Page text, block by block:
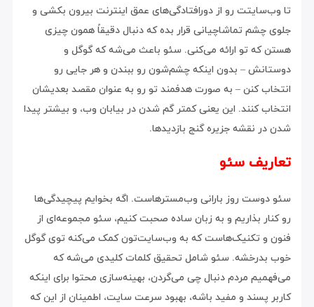
تا وب‌سایتت رو از دورافتادگی‌های عمق اینترنت بیرون بکشی و
جلوی چشم تماشاچیانی قرار بده که دنبال دقیقاً همون چیزی
هستن که تو ارائه می‌کنی. سئو باعث می‌شه که گوگل و
دوستانش – بدون اینکه چشم‌شون رو ببندن و هر جایی رو
انتخاب کنن – به صورت هدفمند تو رو به عنوان مقصد بعدیشان
انتخاب کنند. این یعنی کمتر گم شدن در بیابان وب، و بیشتر پیدا
شدن در نقشه جزیره گنج بازدیدها.
تعاریف سئو
سئو دوست روز بارانی وب‌مسترهاست. اگه بخوایم پیچیدگی‌ها
رو کنار بذاریم و به زبان ساده صحبت کنیم، سئو مجموعه‌ای از
فنون و تکنیک‌هاست که به وب‌سایت‌تون کمک می‌کنه توی گوگل
خوب بدرخشه. سئو شامل تحقیق کلمات کلیدی می‌شه که
می‌فهمیم مردم دنبال چی می‌گردن، بهینه‌سازی محتوا برای اینکه
کاربر پسند و مفید باشه، بهبود سرعت سایت، اطمینان از این که